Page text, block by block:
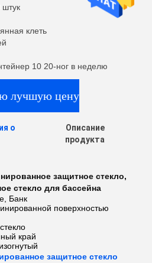
штук
клеть
10 20-ног в неделю
лучшую цену
о
Описание
продукта
защитное стекло,
стекло для бассейна
Банк
поверхностью
край
защитное стекло